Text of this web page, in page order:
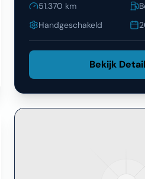
51.370 km
Handgeschakeld
Bekijk